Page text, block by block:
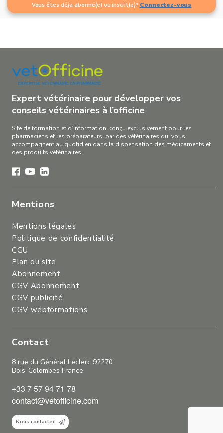
Vous êtes déja abonné(e) ou inscrit(e)? Connectez-vous
Expert vétérinaire pour développer vos
conseils vétérinaires à l’officine
Site de formation et d’information, conçu exclusivement pour les
pharmaciens et les préparateurs, par des vétérinaires qui vous
accompagnent au quotidien dans la dispensation des médicaments et
des produits vétérinaires.
Mentions
Mentions légales
Politique de confidentialité
CGU
Plan du site
Abonnement
CGV Abonnement
CGV publicité
CGV webformations
Contact
8 rue du Général Leclerc 92270
Bois-Colombes France
+33 7 57 94 71 78
contact@vetofficine.com
Nous contacter